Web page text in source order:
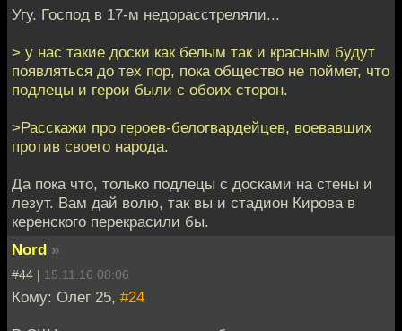
Угу. Господ в 17-м недорасстреляли...
> у нас такие доски как белым так и красным будут
появляться до тех пор, пока общество не поймет, что
подлецы и герои были с обоих сторон.
>Расскажи про героев-белогвардейцев, воевавших
против своего народа.
Да пока что, только подлецы с досками на стены и
лезут. Вам дай волю, так вы и стадион Кирова в
керенского перекрасили бы.
Nord »
#44 | 15.11.16 08:06
Кому: Олег 25, #24